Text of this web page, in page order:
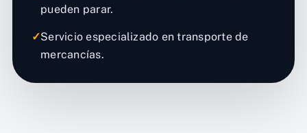
pueden parar.
✓Servicio especializado en transporte de
mercancías.